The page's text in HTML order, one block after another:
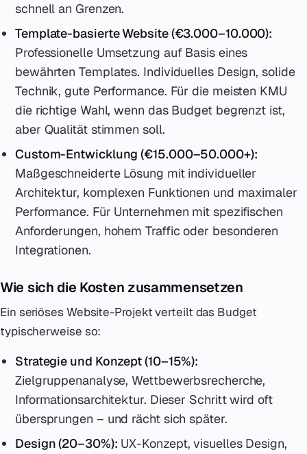
schnell an Grenzen.
Template-basierte Website (€3.000–10.000):
Professionelle Umsetzung auf Basis eines
bewährten Templates. Individuelles Design, solide
Technik, gute Performance. Für die meisten KMU
die richtige Wahl, wenn das Budget begrenzt ist,
aber Qualität stimmen soll.
Custom-Entwicklung (€15.000–50.000+):
Maßgeschneiderte Lösung mit individueller
Architektur, komplexen Funktionen und maximaler
Performance. Für Unternehmen mit spezifischen
Anforderungen, hohem Traffic oder besonderen
Integrationen.
Wie sich die Kosten zusammensetzen
Ein seriöses Website-Projekt verteilt das Budget
typischerweise so:
Strategie und Konzept (10–15%):
Zielgruppenanalyse, Wettbewerbsrecherche,
Informationsarchitektur. Dieser Schritt wird oft
übersprungen – und rächt sich später.
Design (20–30%): UX-Konzept, visuelles Design,